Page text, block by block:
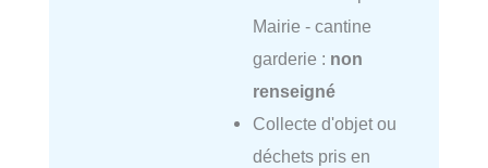
Mairie - cantine
garderie : non
renseigné
Collecte d'objet ou
déchets pris en